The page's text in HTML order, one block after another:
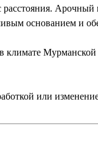
основанием и
или